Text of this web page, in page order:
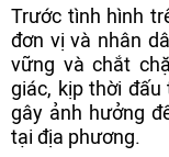
Trước tình hình
đơn vị và nhân
vững và chắt
giác, kịp thời đấu
gây ảnh hưởng
tại địa phương.